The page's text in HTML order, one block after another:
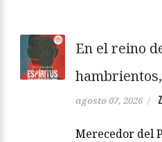
En el reino
agosto 07, 2026 /
Merecedor del